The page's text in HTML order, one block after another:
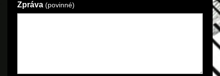
Zpráva (povinné)